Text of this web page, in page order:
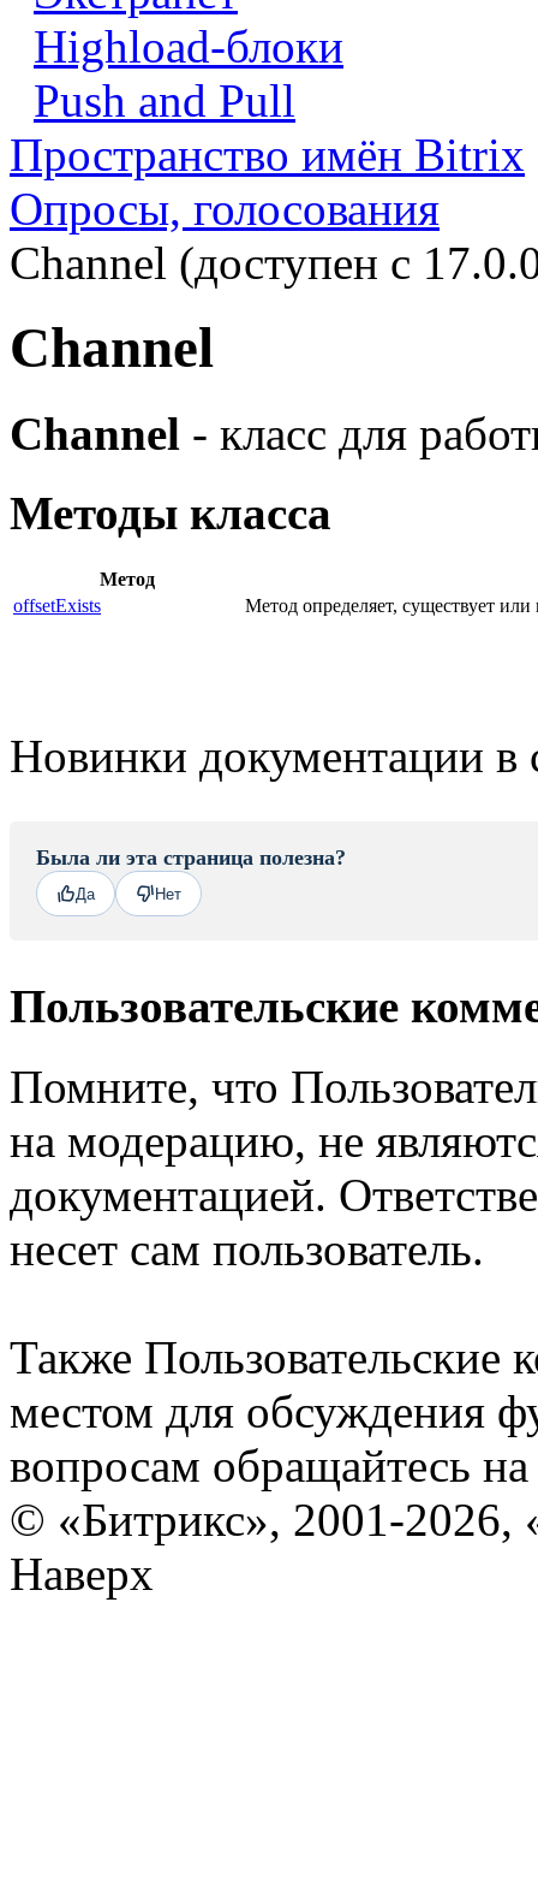
Highload-блоки
Push and Pull
Пространство имён Bitrix
Опросы, голосования
Channel (доступен с
Channel
Channel - класс для
Методы класса
Метод
offsetExists
Метод определяет, существует
Новинки документации в
Была ли эта страница полезна?
Да Нет
Пользовательские
Помните, что
на модерацию, не
документацией.
несет сам пользователь.
Также Пользовательские
местом для обсуждения
вопросам обращайтесь
© «Битрикс», 2001-2026,
Наверх